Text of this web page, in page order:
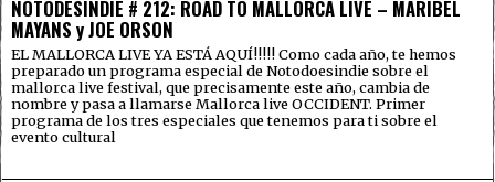
NOTODESINDIE # 212: ROAD TO MALLORCA LIVE – MARIBEL
MAYANS y JOE ORSON
EL MALLORCA LIVE YA ESTÁ AQUÍ!!!!! Como cada año, te hemos
preparado un programa especial de Notodoesindie sobre el
mallorca live festival, que precisamente este año, cambia de
nombre y pasa a llamarse Mallorca live OCCIDENT. Primer
programa de los tres especiales que tenemos para ti sobre el
evento cultural